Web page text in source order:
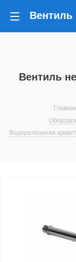
Вентиль
Водоразборная